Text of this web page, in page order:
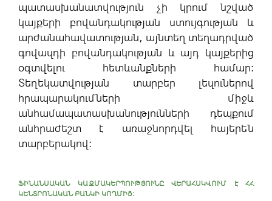
պատասխանատվություն չի կրում նշված
կայքերի բովանդակության ստույգության և
արժանահավատության, այնտեղ տեղադրված
գովազդի բովանդակության և այդ կայքերից
օգտվելու հետևանքների համար:
Տեղեկատվության տարբեր լեզուներով
հրապարակումների միջև
անհամապատասխանությունների դեպքում
անհրաժեշտ է առաջնորդվել հայերեն
տարբերակով:
ՖԻՆԱՆՍԱԿԱՆ ԿԱԶՄԱԿԵՐՊՈՒԹՅՈՒՆԸ ՎԵՐԱՀՍԿՎՈՒՄ Է ՀՀ
ԿԵՆՏՐՈՆԱԿԱՆ ԲԱՆԿԻ ԿՈՂՄԻՑ: